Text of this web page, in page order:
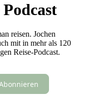
reisen. Jochen
mit in mehr als 120
Reise-Podcast.